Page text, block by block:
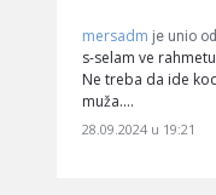
mersadm je unio
s-selam ve
Ne treba da ide
muža.…
28.09.2024 u 19:21